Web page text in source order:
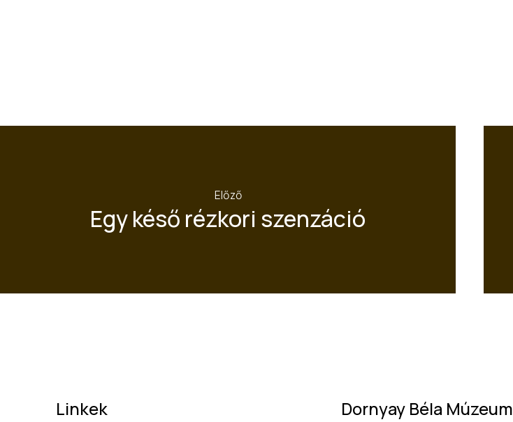
Előző
Egy késő rézkori szenzáció
Linkek Dornyay Béla Múzeum